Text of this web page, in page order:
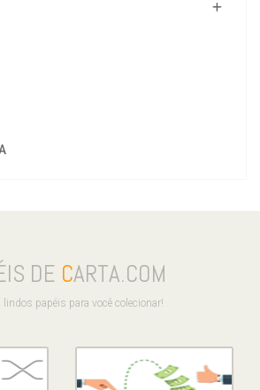
DE CARTA.COM
papéis para você colecionar!